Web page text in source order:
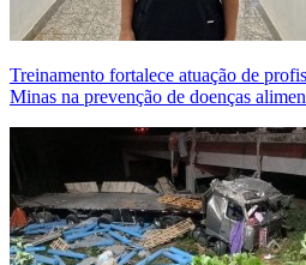
Treinamento fortalece atuação de
Minas na prevenção de doenças